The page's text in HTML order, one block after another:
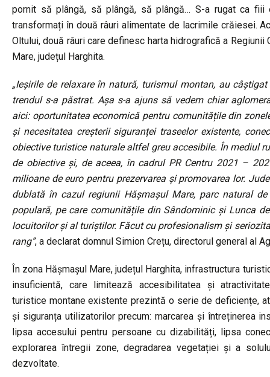
pornit să plângă, să plângă, să plângă… S-a rugat ca
transformați în două râuri alimentate de lacrimile crăiesei.
Oltului, două râuri care definesc harta hidrografică a
Mare, județul Harghita.
„Ieșirile de relaxare în natură, turismul montan, au
trendul s-a păstrat. Așa s-a ajuns să vedem chiar
aici: oportunitatea economică pentru comunitățile din
și necesitatea creșterii siguranței traseelor existente,
obiective turistice naturale altfel greu accesibile. În mediul
de obiective și, de aceea, în cadrul PR Centru 2021 –
milioane de euro pentru prezervarea și promovarea lor.
dublată în cazul regiunii Hășmașul Mare, parc natural
populară, pe care comunitățile din Sândominic și Lunca
locuitorilor și al turiștilor. Făcut cu profesionalism și
rang”, a declarat domnul Simion Crețu, directorul general al
În zona Hășmașul Mare, județul Harghita, infrastructura
insuficientă, care limitează accesibilitatea și
turistice montane existente prezintă o serie de deficiențe,
și siguranța utilizatorilor precum: marcarea și întreținerea
lipsa accesului pentru persoane cu dizabilități, lipsa
explorarea întregii zone, degradarea vegetației și a
dezvoltate.